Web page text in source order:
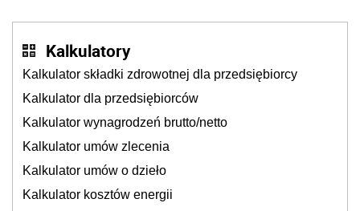
Kalkulatory
Kalkulator składki zdrowotnej dla przedsiębiorcy
Kalkulator dla przedsiębiorców
Kalkulator wynagrodzeń brutto/netto
Kalkulator umów zlecenia
Kalkulator umów o dzieło
Kalkulator kosztów energii